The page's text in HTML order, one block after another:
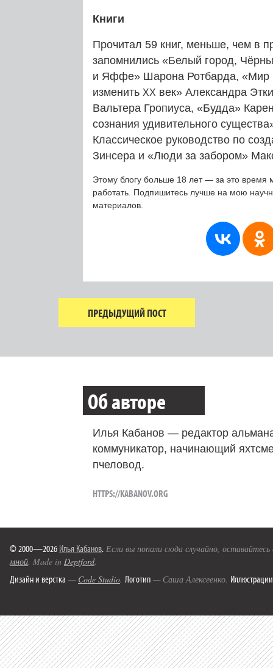
Книги
Прочитал 59 книг, меньше, чем в
запомнились «Белый город,
и Яффе» Шарона Ротбарда, «Мир
изменить ХХ век» Александра
Вальтера Гропиуса, «Будда»
сознания удивительного
Классическое руководство по
Зинсера и «Люди за забором»
Этому блогу больше 18 лет — за это время
работать. Подпишитесь лучше на мою
материалов.
ПРЕДЫДУЩИЙ ПОСТ
Об авторе
Илья Кабанов — редактор
коммуникатор, начинающий
пчеловод.
HTTPS://KABANOV.ORG
© 2000—2026 Илья Кабанов. Если вы попали сюда случайно,
мной. Made in Deptford.
Дизайн и верстка — Code Studio. Логотип — Саша Алексеенко. Иллюстрации